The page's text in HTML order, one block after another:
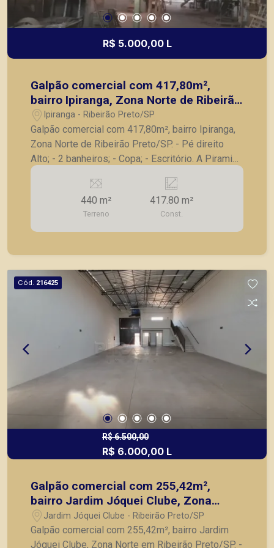
R$ 5.000,00 L
Galpão comercial com 417,80m²,
bairro Ipiranga, Zona Norte de Ribeirão
Preto/SP.
Ipiranga - Ribeirão Preto/SP
Galpão comercial com 417,80m², bairro Ipiranga,
Zona Norte de Ribeirão Preto/SP. - Pé direito
Alto; - 2 banheiros; - Copa; - Escritório. A Piramid
tem como objetivo atender seus clientes com
agilidade e segurança, em locação, vendas de
imóveis prontos, usados ou mesmo nos
principais lançamentos da cidade de Ribeirão
Preto.
440 m²
Terreno
417.80 m²
Const.
Cód. 216425
R$ 6.500,00
R$ 6.000,00 L
Galpão comercial com 255,42m²,
bairro Jardim Jóquei Clube, Zona
Norte em Ribeirão Preto/SP.
Jardim Jóquei Clube - Ribeirão Preto/SP
Galpão comercial com 255,42m², bairro Jardim
Jóquei Clube, Zona Norte em Ribeirão Preto/SP. -